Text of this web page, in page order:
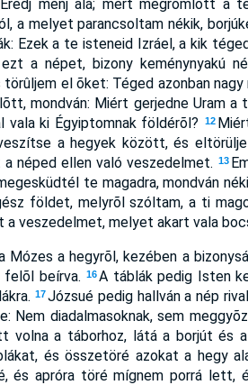
menj alá; mert megromlott a
a melyet parancsoltam nékik,
Ezek a te isteneid Izráel, a kik
a népet, bizony keménynyakú
el õket: Téged azonban
mondván: Miért gerjedne Uram a
vala ki Égyiptomnak földérõl?
12
a hegyek között, és
néped ellen való veszedelmet.
13
te magadra, mondván
földet, melyrõl szóltam, a ti
a veszedelmet, melyet akart vala
Mózes a hegyrõl, kezében a
felõl beírva.
16A táblák pedig Isten
17Józsué pedig hallván a nép
Nem diadalmasoknak, sem
volna a táborhoz, látá a borjút és
és összetöré azokat a hegy
és apróra töré mígnem porrá lett,